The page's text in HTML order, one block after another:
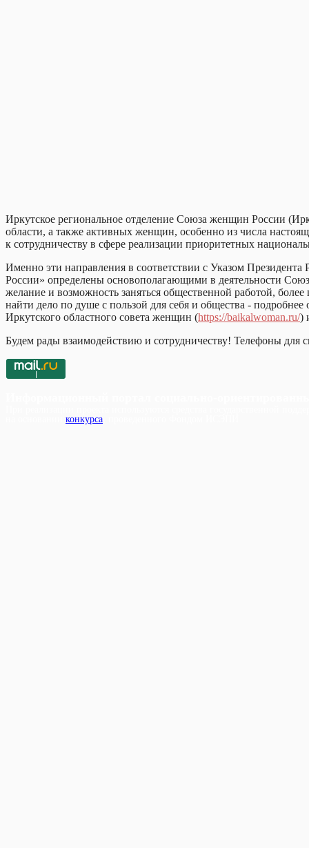
Иркутское региональное отделение Союза женщин России
области, а также активных женщин, особенно из числа
к сотрудничеству в сфере реализации приоритетных
Именно эти направления в соответствии с Указом
России» определены основополагающими в деятельности
желание и возможность заняться общественной работой,
найти дело по душе с пользой для себя и общества -
Иркутского областного совета женщин (https://baikalwoman.ru/)
Будем рады взаимодействию и сотрудничеству! Телефоны для
конкурса